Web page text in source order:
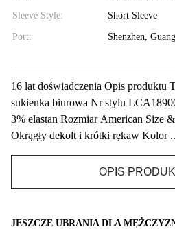
Sleeve Style: Short Sleeve
Port: Shenzhen,
16 lat doświadczenia Opis produktu
sukienka biurowa Nr stylu
3% elastan Rozmiar American Size
Okrągły dekolt i krótki rękaw Kolor
OPIS
JESZCZE UBRANIA DLA